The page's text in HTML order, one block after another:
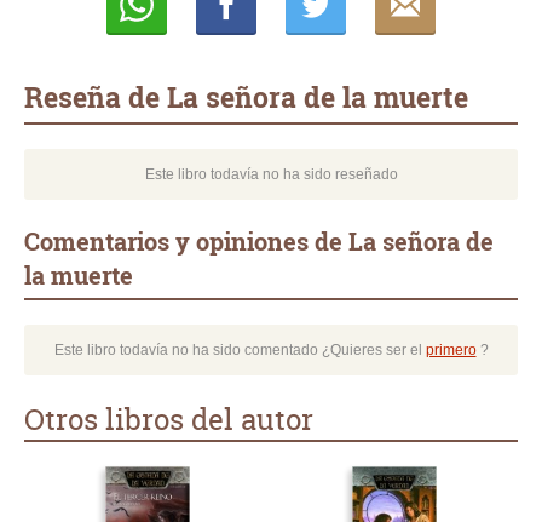
Reseña de La señora de la muerte
Este libro todavía no ha sido reseñado
Comentarios y opiniones de La señora de
la muerte
Este libro todavía no ha sido comentado ¿Quieres ser el primero?
Otros libros del autor